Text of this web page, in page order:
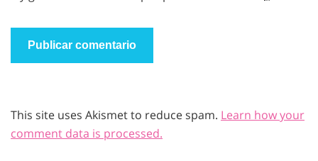
This site uses Akismet to reduce spam. Learn how your
comment data is processed.